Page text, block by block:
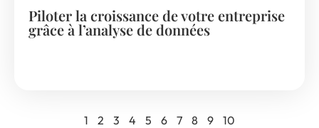
Piloter la croissance de votre entreprise
grâce à l’analyse de données
1 2 3 4 5 6 7 8 9 10